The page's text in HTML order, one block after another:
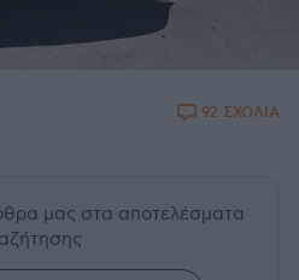
92 ΣΧΟΛΙΑ
μας στα αποτελέσματα